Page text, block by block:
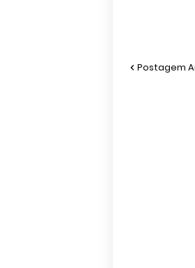
Postagem